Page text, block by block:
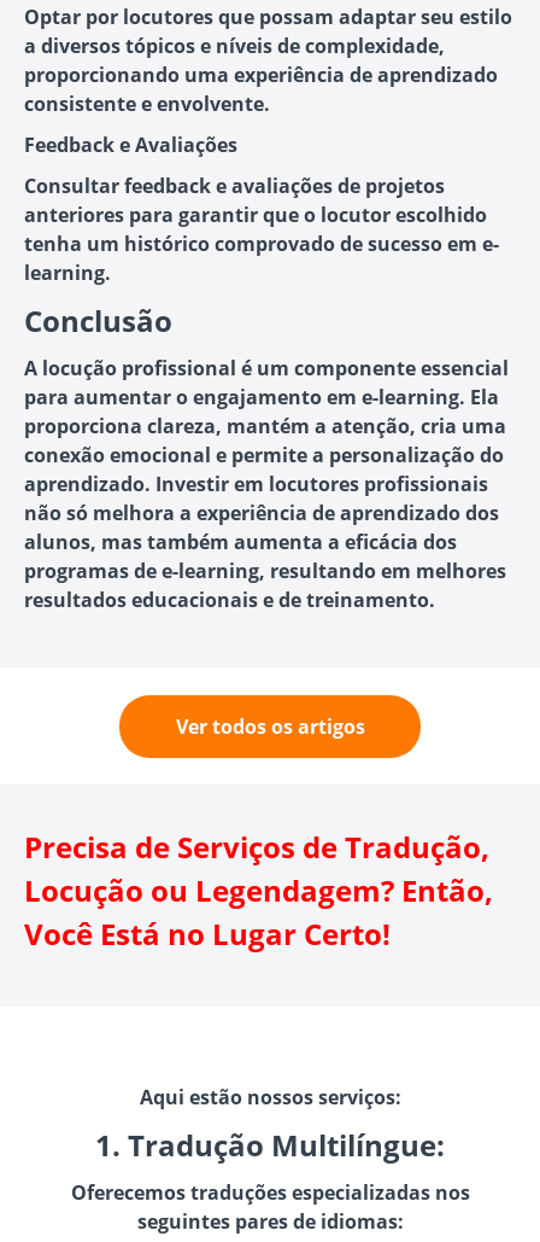
Optar por locutores que possam adaptar seu estilo
a diversos tópicos e níveis de complexidade,
proporcionando uma experiência de aprendizado
consistente e envolvente.
Feedback e Avaliações
Consultar feedback e avaliações de projetos
anteriores para garantir que o locutor escolhido
tenha um histórico comprovado de sucesso em e-
learning.
Conclusão
A locução profissional é um componente essencial
para aumentar o engajamento em e-learning. Ela
proporciona clareza, mantém a atenção, cria uma
conexão emocional e permite a personalização do
aprendizado. Investir em locutores profissionais
não só melhora a experiência de aprendizado dos
alunos, mas também aumenta a eficácia dos
programas de e-learning, resultando em melhores
resultados educacionais e de treinamento.
Ver todos os artigos
Precisa de Serviços de Tradução,
Locução ou Legendagem? Então,
Você Está no Lugar Certo!
Aqui estão nossos serviços:
1. Tradução Multilíngue:
Oferecemos traduções especializadas nos
seguintes pares de idiomas: